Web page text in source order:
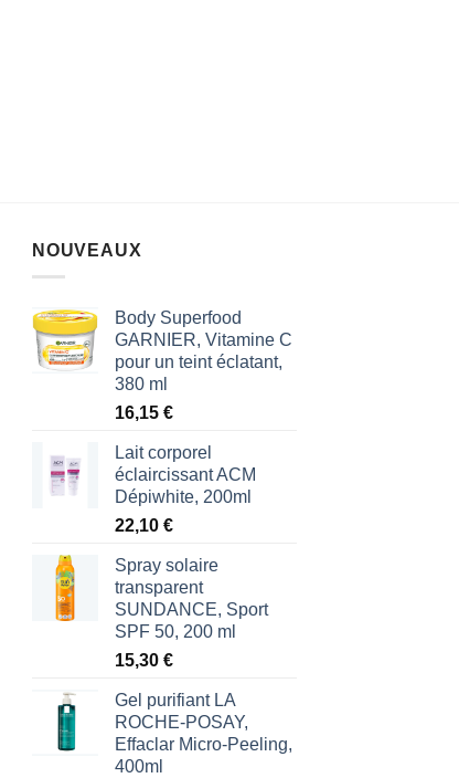
NOUVEAUX
Body Superfood
GARNIER, Vitamine C
pour un teint éclatant,
380 ml
16,15 €
Lait corporel
éclaircissant ACM
Dépiwhite, 200ml
22,10 €
Spray solaire
transparent
SUNDANCE, Sport
SPF 50, 200 ml
15,30 €
Gel purifiant LA
ROCHE-POSAY,
Effaclar Micro-Peeling,
400ml